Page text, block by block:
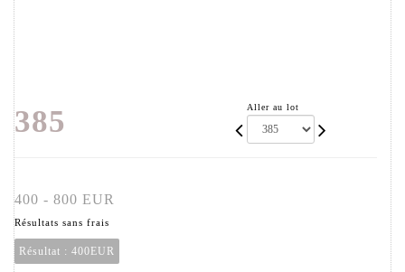
385 Aller au lot
400 - 800 EUR
Résultats sans frais
Résultat : 400EUR